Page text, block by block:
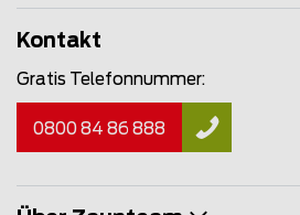
Kontakt
Gratis Telefonnummer:
0800 84 86 888